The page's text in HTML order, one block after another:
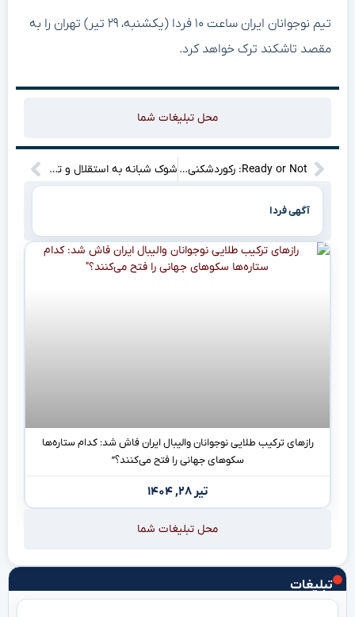
تبلیغات
تیم نوجوانان ایران ساعت ۱۰ فردا (یکشنبه، ۲۹ تیر) تهران را به
مقصد تاشکند ترک خواهد کرد.
محل تبلیغات شما
Ready or Not: رکوردشکنی در کنسول‌ها، میلیونی شد! (فقط در ۴ روز)” شوک شبانه به استقلال و تراکتور: چه اتفاقی افتاده که همه را نگران کرده؟”
آگهی فردا
رازهای ترکیب طلایی نوجوانان والیبال ایران فاش شد: کدام ستاره‌ها
سکوهای جهانی را فتح می‌کنند؟”
تیر ۲۸, ۱۴۰۴
محل تبلیغات شما